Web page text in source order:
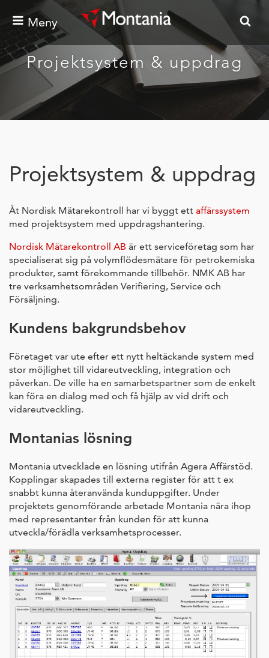
Meny
Projektsystem & uppdrag
Projektsystem & uppdrag
Åt Nordisk Mätarekontroll har vi byggt ett affärssystem
med projektsystem med uppdragshantering.
Nordisk Mätarekontroll AB är ett serviceföretag som har
specialiserat sig på volymflödesmätare för petrokemiska
produkter, samt förekommande tillbehör. NMK AB har
tre verksamhetsområden Verifiering, Service och
Försäljning.
Kundens bakgrundsbehov
Företaget var ute efter ett nytt heltäckande system med
stor möjlighet till vidareutveckling, integration och
påverkan. De ville ha en samarbetspartner som de enkelt
kan föra en dialog med och få hjälp av vid drift och
vidareutveckling.
Montanias lösning
Montania utvecklade en lösning utifrån Agera Affärstöd.
Kopplingar skapades till externa register för att t ex
snabbt kunna återanvända kunduppgifter. Under
projektets genomförande arbetade Montania nära ihop
med representanter från kunden för att kunna
utveckla/förädla verksamhetsprocesser.